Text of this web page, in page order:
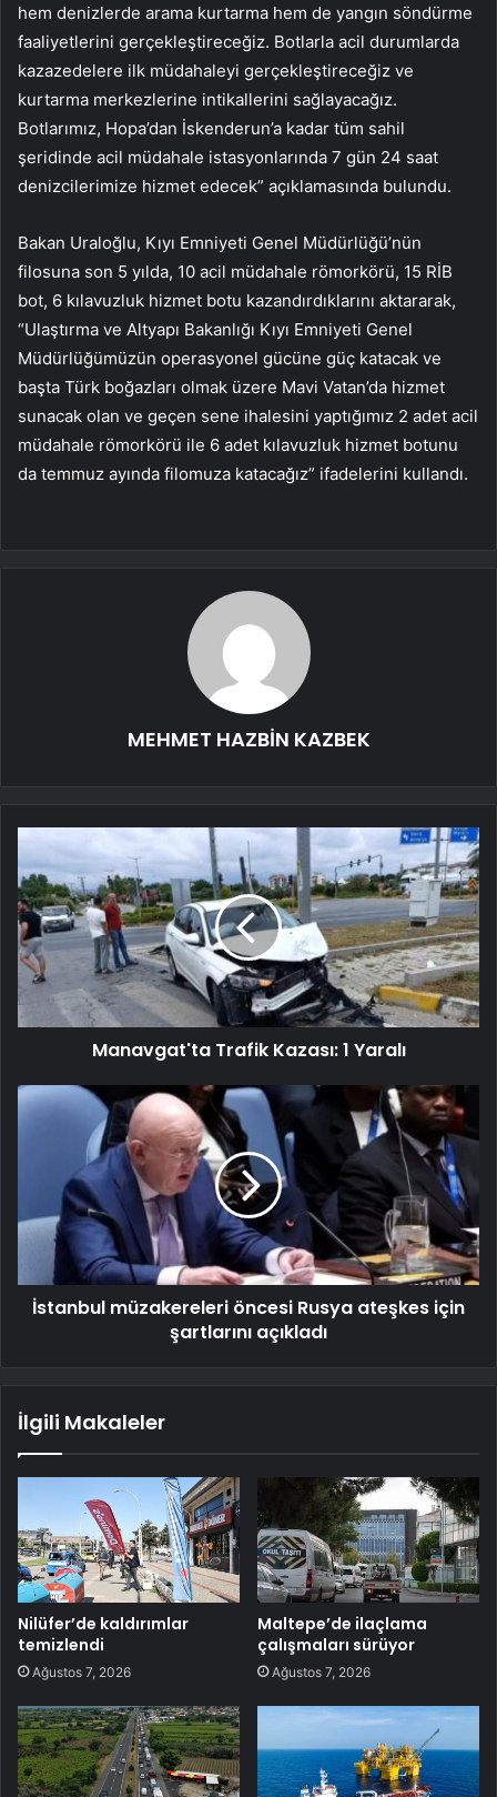
hem denizlerde arama kurtarma hem de yangın söndürme
faaliyetlerini gerçekleştireceğiz. Botlarla acil durumlarda
kazazedelere ilk müdahaleyi gerçekleştireceğiz ve
kurtarma merkezlerine intikallerini sağlayacağız.
Botlarımız, Hopa’dan İskenderun’a kadar tüm sahil
şeridinde acil müdahale istasyonlarında 7 gün 24 saat
denizcilerimize hizmet edecek” açıklamasında bulundu.
Bakan Uraloğlu, Kıyı Emniyeti Genel Müdürlüğü’nün
filosuna son 5 yılda, 10 acil müdahale römorkörü, 15 RİB
bot, 6 kılavuzluk hizmet botu kazandırdıklarını aktararak,
“Ulaştırma ve Altyapı Bakanlığı Kıyı Emniyeti Genel
Müdürlüğümüzün operasyonel gücüne güç katacak ve
başta Türk boğazları olmak üzere Mavi Vatan’da hizmet
sunacak olan ve geçen sene ihalesini yaptığımız 2 adet acil
müdahale römorkörü ile 6 adet kılavuzluk hizmet botunu
da temmuz ayında filomuza katacağız” ifadelerini kullandı.
MEHMET HAZBİN KAZBEK
Manavgat'ta Trafik Kazası: 1 Yaralı
İstanbul müzakereleri öncesi Rusya ateşkes için
şartlarını açıkladı
İlgili Makaleler
Nilüfer’de kaldırımlar
temizlendi
Ağustos 7, 2026
Maltepe’de ilaçlama
çalışmaları sürüyor
Ağustos 7, 2026